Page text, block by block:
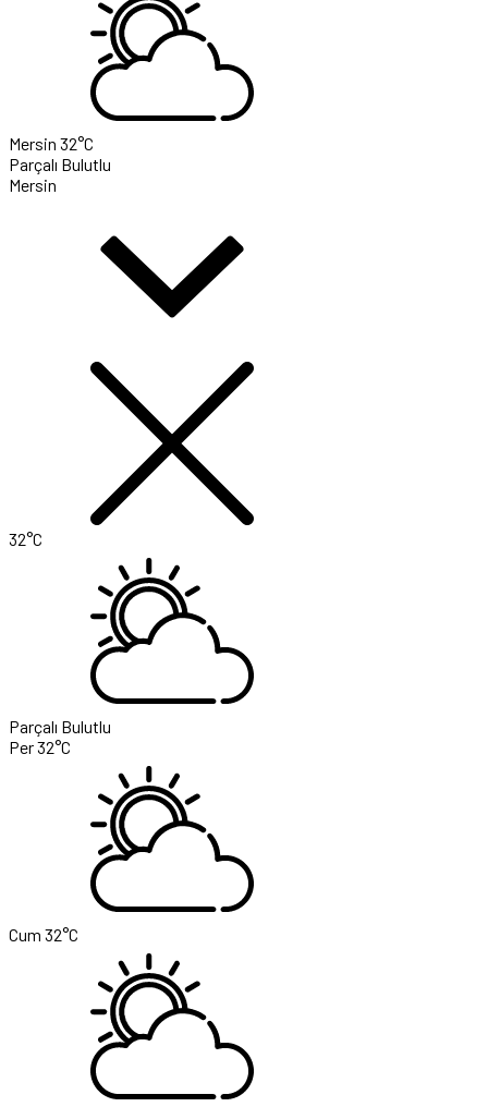
Mersin 32°C
Parçalı Bulutlu
Mersin
32°C
Parçalı Bulutlu
Per32°C
Cum 32°C